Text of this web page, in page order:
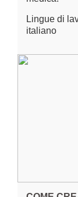
Lingue di
italiano